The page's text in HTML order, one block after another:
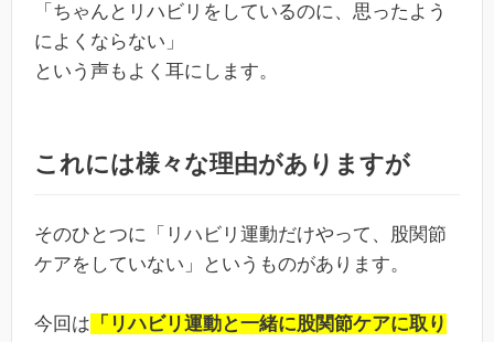
「ちゃんとリハビリをしているのに、思ったよう
によくならない」
という声もよく耳にします。
これには様々な理由がありますが
そのひとつに「リハビリ運動だけやって、股関節
ケアをしていない」というものがあります。
今回は 「リハビリ運動と一緒に股関節ケアに取り